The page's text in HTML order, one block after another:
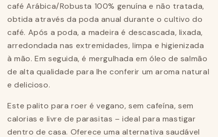
café Arábica/Robusta 100% genuína e não tratada,
obtida através da poda anual durante o cultivo do
café. Após a poda, a madeira é descascada, lixada,
arredondada nas extremidades, limpa e higienizada
à mão. Em seguida, é mergulhada em óleo de salmão
de alta qualidade para lhe conferir um aroma natural
e delicioso.
Este palito para roer é vegano, sem cafeína, sem
calorias e livre de parasitas – ideal para mastigar
dentro de casa. Oferece uma alternativa saudável